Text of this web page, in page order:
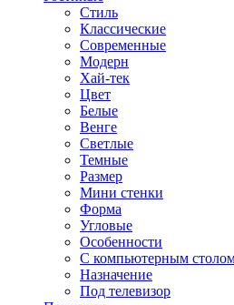
Стиль
Классические
Современные
Модерн
Хай-тек
Цвет
Белые
Венге
Светлые
Темные
Размер
Мини стенки
Форма
Угловые
Особенности
С компьютерным
Назначение
Под телевизор